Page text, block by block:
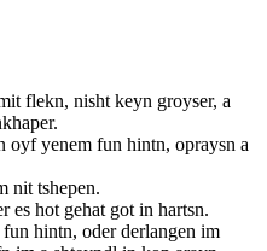
flekn, nisht keyn groyser, a
oyf yenem fun hintn, opraysn a
nit tshepen.
es hot gehat got in hartsn.
hintn, oder derlangen im